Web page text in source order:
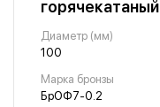
горячекатаный
Диаметр (мм)
100
Марка бронзы
БрОФ7-0.2